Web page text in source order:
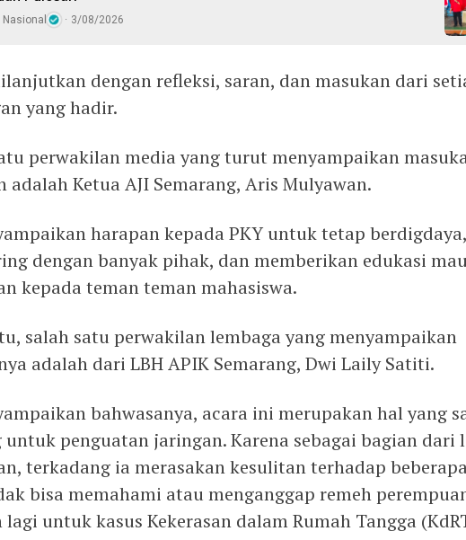
3/08/2026
dengan refleksi, saran, dan masukan dari
yang hadir.
perwakilan media yang turut menyampaikan
adalah Ketua AJI Semarang, Aris Mulyawan.
harapan kepada PKY untuk tetap berdigdaya,
dengan banyak pihak, dan memberikan edukasi
kepada teman teman mahasiswa.
salah satu perwakilan lembaga yang menyampaikan
adalah dari LBH APIK Semarang, Dwi Laily Satiti.
bahwasanya, acara ini merupakan hal yang
penguatan jaringan. Karena sebagai bagian dari
terkadang ia merasakan kesulitan terhadap
bisa memahami atau menganggap remeh
untuk kasus Kekerasan dalam Rumah Tangga